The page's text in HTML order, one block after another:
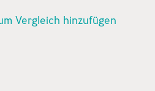
Vergleich hinzufügen